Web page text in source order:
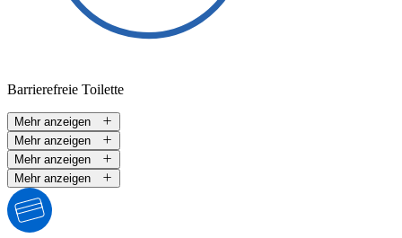
Barrierefreie Toilette
Mehr anzeigen
Mehr anzeigen
Mehr anzeigen
Mehr anzeigen